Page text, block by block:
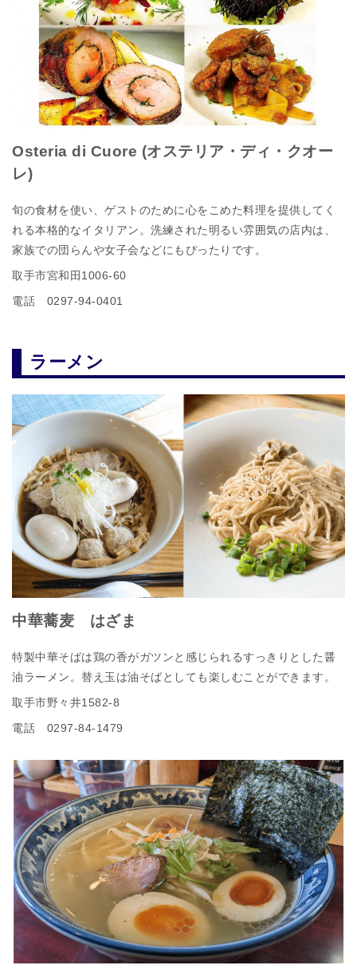
Osteria di Cuore (オステリア・ディ・クオー
レ)
旬の食材を使い、ゲストのために心をこめた料理を提供してく
れる本格的なイタリアン。洗練された明るい雰囲気の店内は、
家族での団らんや女子会などにもぴったりです。
取手市宮和田1006-60
電話 0297-94-0401
ラーメン
中華蕎麦 はざま
特製中華そばは鶏の香がガツンと感じられるすっきりとした醤
油ラーメン。替え玉は油そばとしても楽しむことができます。
取手市野々井1582-8
電話 0297-84-1479